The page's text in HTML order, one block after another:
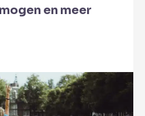
en meer